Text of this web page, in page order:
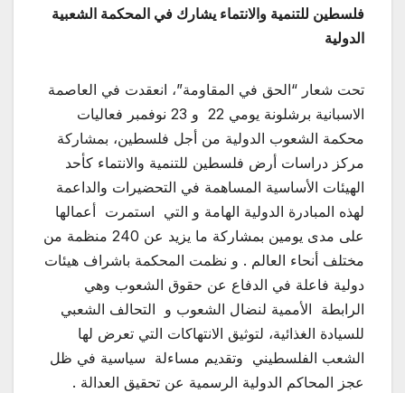
فلسطين للتنمية والانتماء يشارك في المحكمة الشعبية
الدولية
تحت شعار “الحق في المقاومة”، انعقدت في العاصمة
الاسبانية برشلونة يومي 22 و 23 نوفمبر فعاليات
محكمة الشعوب الدولية من أجل فلسطين، بمشاركة
مركز دراسات أرض فلسطين للتنمية والانتماء كأحد
الهيئات الأساسية المساهمة في التحضيرات والداعمة
لهذه المبادرة الدولية الهامة و التي استمرت أعمالها
على مدى يومين بمشاركة ما يزيد عن 240 منظمة من
مختلف أنحاء العالم . و نظمت المحكمة باشراف هيئات
دولية فاعلة في الدفاع عن حقوق الشعوب وهي
الرابطة الأممية لنضال الشعوب و التحالف الشعبي
للسيادة الغذائية، لتوثيق الانتهاكات التي تعرض لها
الشعب الفلسطيني وتقديم مساءلة سياسية في ظل
عجز المحاكم الدولية الرسمية عن تحقيق العدالة .